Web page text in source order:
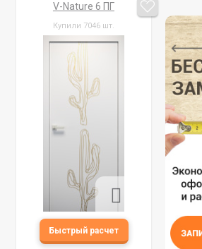
V-Nature 6 ПГ
Купили 7046 шт.